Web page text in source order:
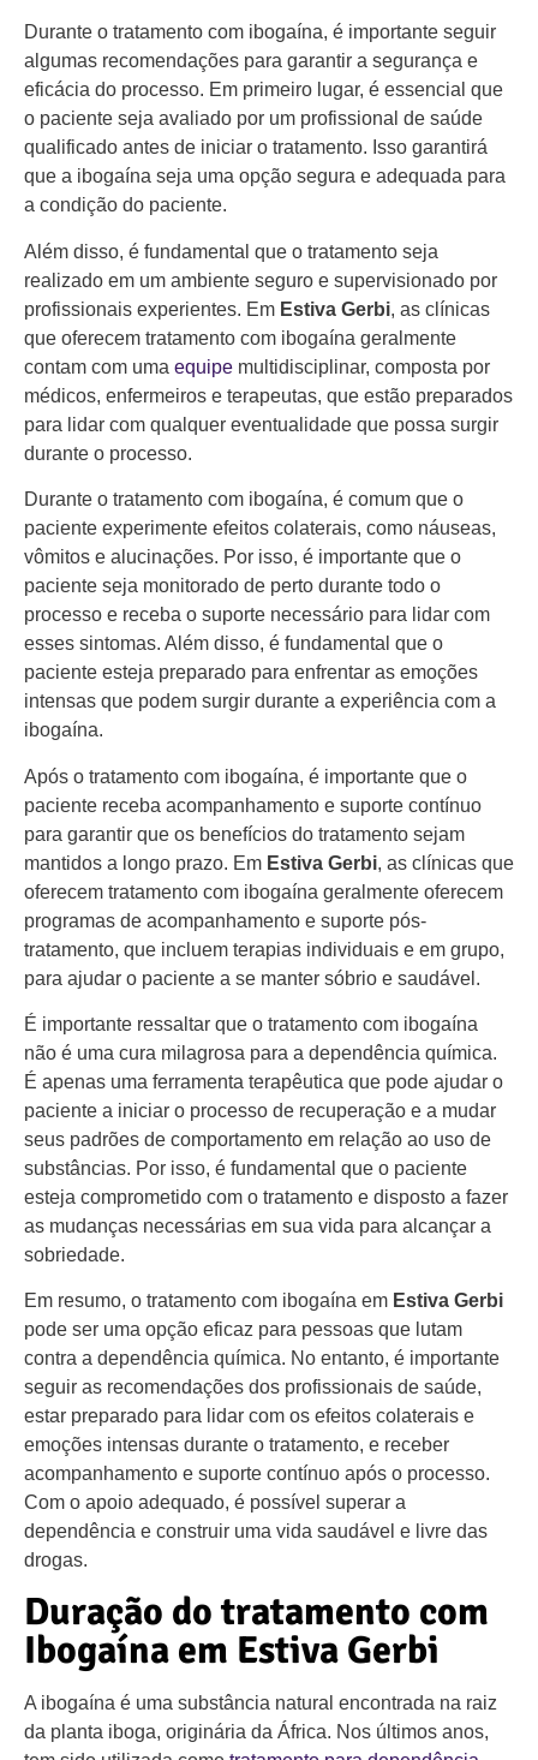
Durante o tratamento com ibogaína, é importante seguir
algumas recomendações para garantir a segurança e
eficácia do processo. Em primeiro lugar, é essencial que
o paciente seja avaliado por um profissional de saúde
qualificado antes de iniciar o tratamento. Isso garantirá
que a ibogaína seja uma opção segura e adequada para
a condição do paciente.
Além disso, é fundamental que o tratamento seja
realizado em um ambiente seguro e supervisionado por
profissionais experientes. Em Estiva Gerbi, as clínicas
que oferecem tratamento com ibogaína geralmente
contam com uma equipe multidisciplinar, composta por
médicos, enfermeiros e terapeutas, que estão preparados
para lidar com qualquer eventualidade que possa surgir
durante o processo.
Durante o tratamento com ibogaína, é comum que o
paciente experimente efeitos colaterais, como náuseas,
vômitos e alucinações. Por isso, é importante que o
paciente seja monitorado de perto durante todo o
processo e receba o suporte necessário para lidar com
esses sintomas. Além disso, é fundamental que o
paciente esteja preparado para enfrentar as emoções
intensas que podem surgir durante a experiência com a
ibogaína.
Após o tratamento com ibogaína, é importante que o
paciente receba acompanhamento e suporte contínuo
para garantir que os benefícios do tratamento sejam
mantidos a longo prazo. Em Estiva Gerbi, as clínicas que
oferecem tratamento com ibogaína geralmente oferecem
programas de acompanhamento e suporte pós-
tratamento, que incluem terapias individuais e em grupo,
para ajudar o paciente a se manter sóbrio e saudável.
É importante ressaltar que o tratamento com ibogaína
não é uma cura milagrosa para a dependência química.
É apenas uma ferramenta terapêutica que pode ajudar o
paciente a iniciar o processo de recuperação e a mudar
seus padrões de comportamento em relação ao uso de
substâncias. Por isso, é fundamental que o paciente
esteja comprometido com o tratamento e disposto a fazer
as mudanças necessárias em sua vida para alcançar a
sobriedade.
Em resumo, o tratamento com ibogaína em Estiva Gerbi
pode ser uma opção eficaz para pessoas que lutam
contra a dependência química. No entanto, é importante
seguir as recomendações dos profissionais de saúde,
estar preparado para lidar com os efeitos colaterais e
emoções intensas durante o tratamento, e receber
acompanhamento e suporte contínuo após o processo.
Com o apoio adequado, é possível superar a
dependência e construir uma vida saudável e livre das
drogas.
Duração do tratamento com
Ibogaína em Estiva Gerbi
A ibogaína é uma substância natural encontrada na raiz
da planta iboga, originária da África. Nos últimos anos,